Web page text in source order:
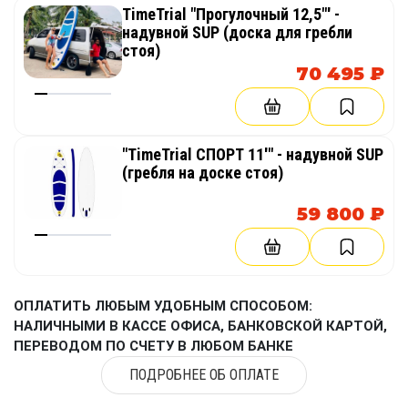
фактическому производству и комплектации.
Брендирование и печать на
поверхности
Главная особенность такого изделия —
буй. Печать может быть выполнена на лицевой
стороне, по кругу, на нескольких гранях или в
зоне максимальной видимости. На буй можно
нанести название компании, логотип
спортивного мероприятия, эмблему клуба,
рекламный знак, номер маршрута, символику
или курорта.
Буй с печатью хорошо работает как
рекламная конструкция на воде. Он заметен
издалека, не требует тяжелого каркаса,
TimeTrial "Прогулочный 12,5"' -
надувной SUP (доска для гребли
стоя)
70 495 ₽
"TimeTrial СПОРТ 11'" - надувной SUP
(гребля на доске стоя)
59 800 ₽
ОПЛАТИТЬ ЛЮБЫМ УДОБНЫМ СПОСОБОМ:
НАЛИЧНЫМИ В КАССЕ ОФИСА, БАНКОВСКОЙ КАРТОЙ,
ПЕРЕВОДОМ ПО СЧЕТУ В ЛЮБОМ БАНКЕ
ПОДРОБНЕЕ ОБ ОПЛАТЕ